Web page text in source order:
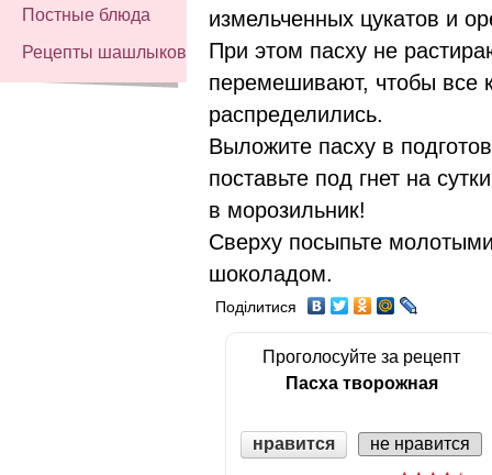
Постные блюда
Рецепты шашлыков
измельченных цукатов и
При этом пасху не
перемешивают, чтобы все
распределились.
Выложите пасху в
поставьте под гнет на
в морозильник!
Сверху посыпьте
шоколадом.
Поділитися
Проголосуйте за рецепт
Пасха творожная
нравится не нравится